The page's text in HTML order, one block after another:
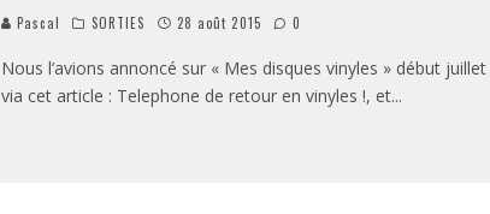
Pascal SORTIES 28 août 2015 0
Nous l’avions annoncé sur « Mes disques vinyles » début juillet
via cet article : Telephone de retour en vinyles !, et...